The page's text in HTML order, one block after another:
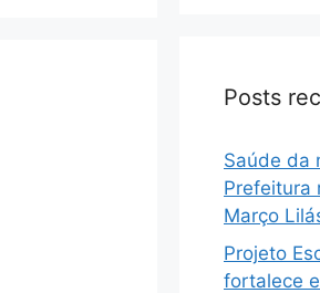
Posts
Saúde da
Prefeitura
Março
Projeto
fortalece